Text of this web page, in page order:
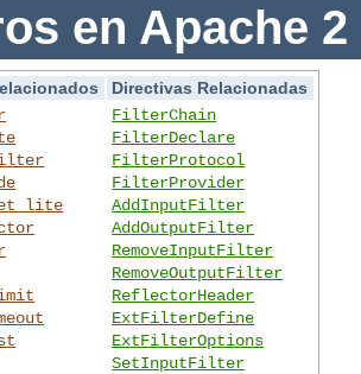
en Apache 2
Directivas Relacionadas
FilterChain
FilterDeclare
FilterProtocol
FilterProvider
AddInputFilter
AddOutputFilter
RemoveInputFilter
RemoveOutputFilter
ReflectorHeader
ExtFilterDefine
ExtFilterOptions
SetInputFilter